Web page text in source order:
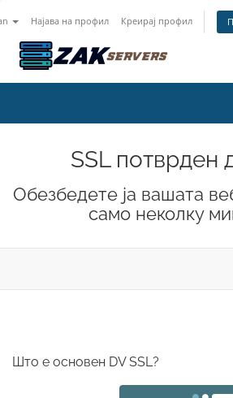
Најава на профил Креирај профил
SSL потврден
Обезбедете ја вашата
само неколку
Што е основен DV SSL?